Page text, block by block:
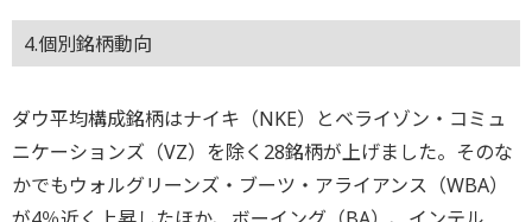
4.個別銘柄動向
ダウ平均構成銘柄はナイキ（NKE）とベライゾン・コミュ
ニケーションズ（VZ）を除く28銘柄が上げました。そのな
かでもウォルグリーンズ・ブーツ・アライアンス（WBA）